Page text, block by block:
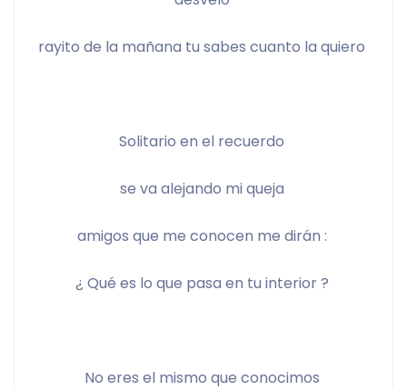
rayito de la mañana tu sabes cuanto la quiero
Solitario en el recuerdo
se va alejando mi queja
amigos que me conocen me dirán :
¿ Qué es lo que pasa en tu interior ?
No eres el mismo que conocimos